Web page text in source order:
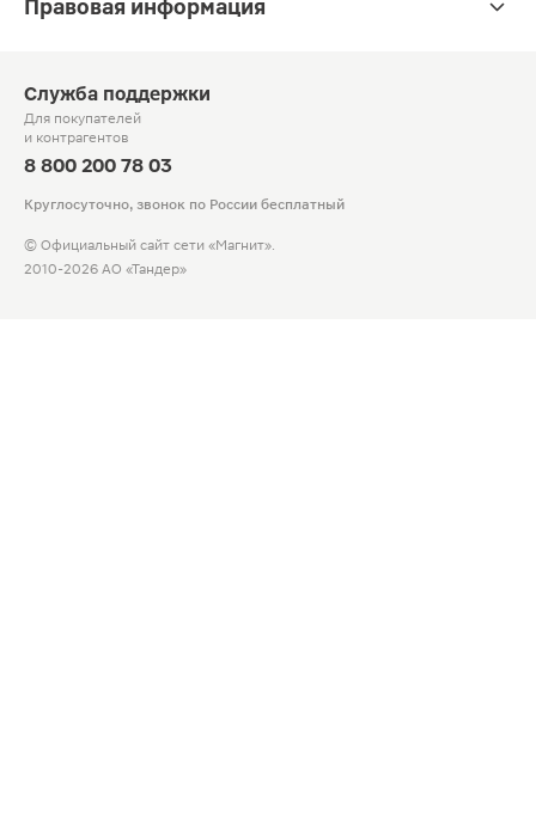
Правовая информация
Служба поддержки
Для покупателей
и контрагентов
8 800 200 78 03
Круглосуточно, звонок по России бесплатный
© Официальный сайт сети «Магнит».
2010-2026 АО «Тандер»